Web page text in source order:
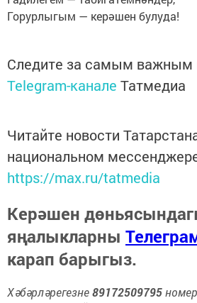
Горурлыгым — керәшен булуда!
Следите за самым важным
Telegram-канале Татмедиа
Читайте новости
национальном
https://max.ru/tatmedia
Керәшен
яңалыкларны
карап барыгыз.
Хәбәрләрегезне89172509795